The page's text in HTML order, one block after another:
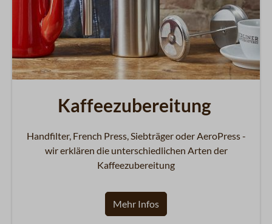
Kaffeezubereitung
Handfilter, French Press, Siebträger oder AeroPress -
wir erklären die unterschiedlichen Arten der
Kaffeezubereitung
Mehr Infos